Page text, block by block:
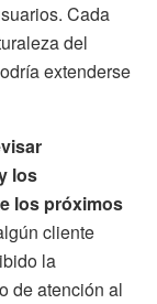
Cada
del
extenderse
los
los próximos
cliente
la
de atención al